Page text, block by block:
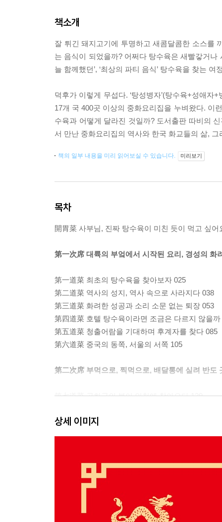
책소개
잘 튀긴 돼지고기에 투명하고 새콤달콤한 소스를
는 음식이 되었을까? 어쩌다 탕수육은 새빨갛거
늘 함께했던’, ‘최상의 파티 음식’ 탕수육을 찾는
덕후가 이렇게 무섭다. ‘탕성병자’(탕수육+성애자
17개 국 400곳 이상의 중화요리집을 누벼왔다. 이
수육과 어떻게 달라진 것일까? 도서출판 따비의
서 만난 중화요리집의 역사와 한국 화교들의 삶,
책의 일부 내용을 미리 읽어보실 수 있습니다. 미리보기
목차
開胃菜 사부님, 진짜 탕수육이 미친 듯이 먹고 싶어
第一次席 대륙의 부엌에서 시작된 요리, 경성의 화
第一道菜 최초의 탕수육을 찾아보자 025
第二道菜 역사의 성지, 역사 속으로 사라지다 038
第三道菜 화려한 성공과 소리 소문 없는 퇴장 053
第四道菜 호텔 탕수육이라면 조금은 다르지 않을까
第五道菜 청출어람을 기대하며 후계자를 찾다 085
第六道菜 중국의 동쪽, 서울의 서쪽 105
第二次席 부먹으로, 찍먹으로, 배달통에 실려 반도
第七道菜 공화국의 봄이 인천에 찾아오다 129
第九道菜 또 한 번의 디아스포라 165
第十道菜 슬픈, 다꾸앙과 춘장 191
第十三道菜 바다 건너 제주도에는 ‘그’ 탕수육이
第三次席 바다 건너에서 찾은, 우리 음식 탕수육의
상세 이미지